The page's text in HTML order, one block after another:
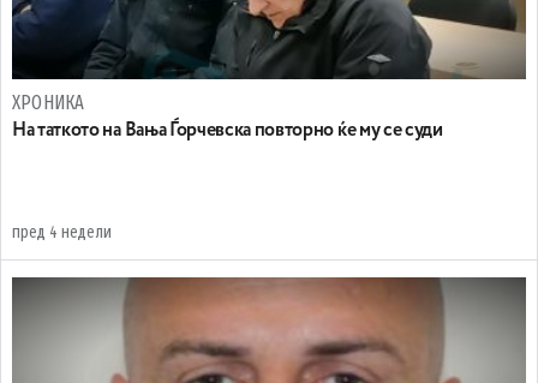
ХРОНИКА
На таткото на Вања Ѓорчевска повторно ќе му се суди
пред 4 недели